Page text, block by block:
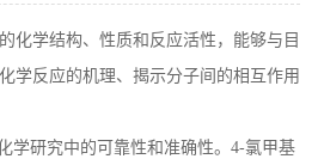
化学结构、性质和反应活性，能够与目
学反应的机理、揭示分子间的相互作用
研究中的可靠性和准确性。 4-氯甲基